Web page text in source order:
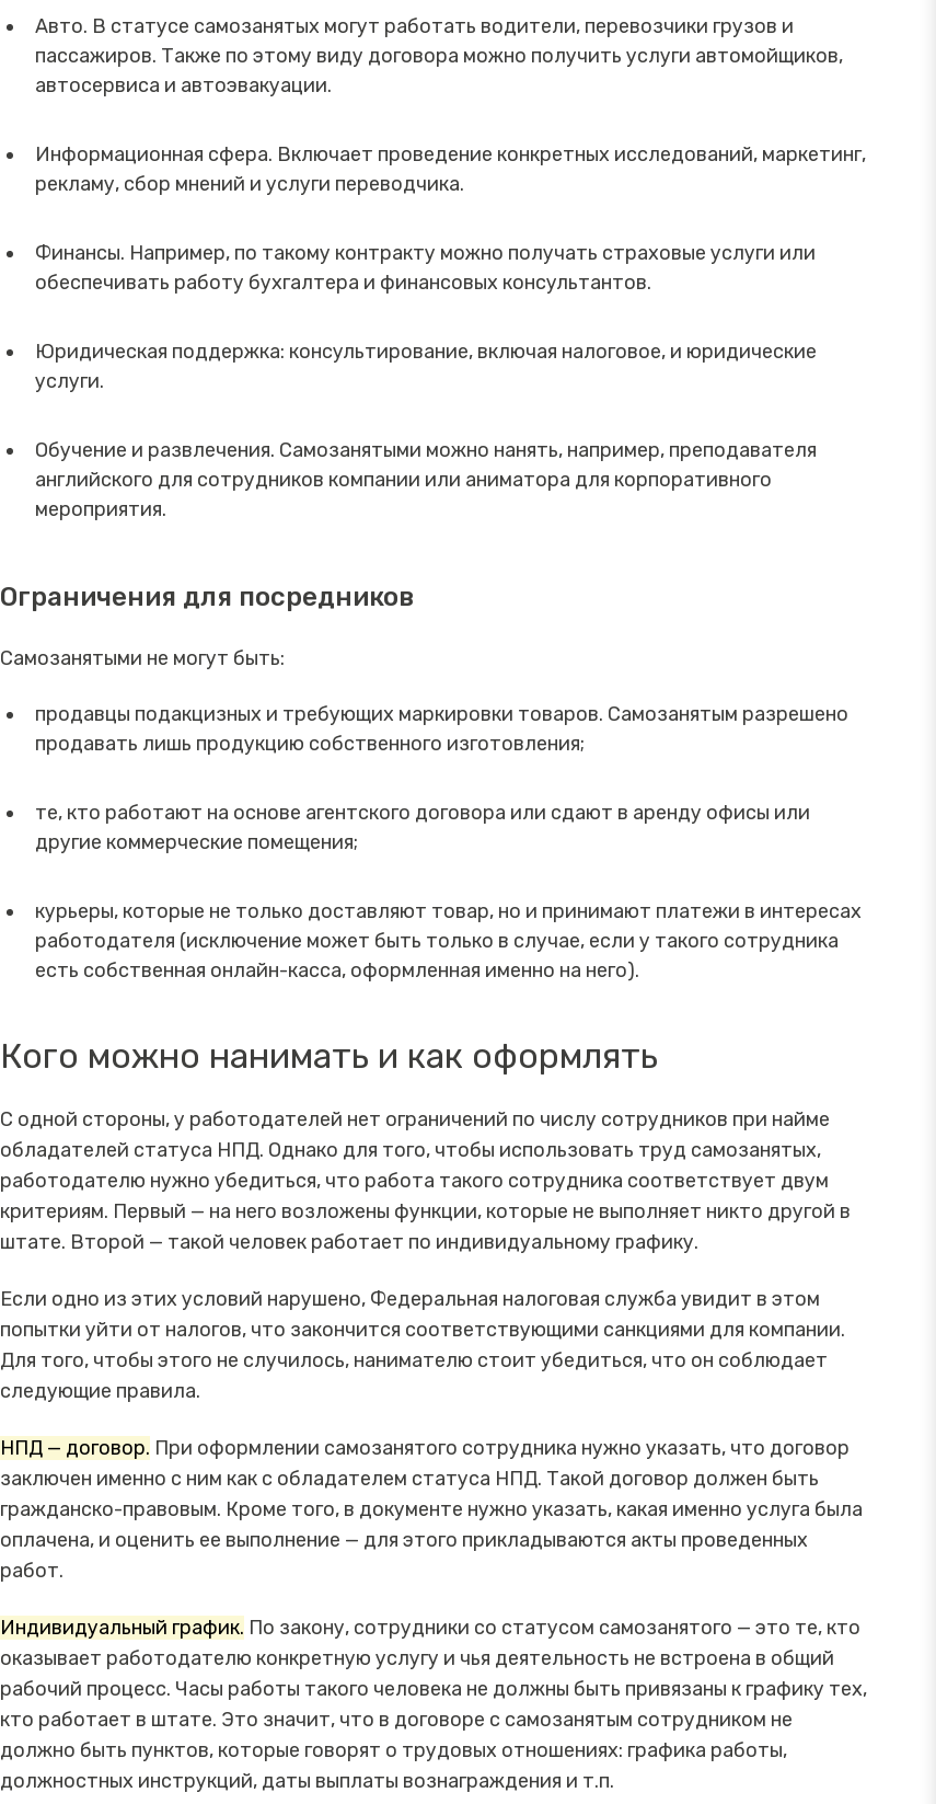
Авто. В статусе самозанятых могут работать водители, перевозчики грузов и
пассажиров. Также по этому виду договора можно получить услуги автомойщиков,
автосервиса и автоэвакуации.
Информационная сфера. Включает проведение конкретных исследований, маркетинг,
рекламу, сбор мнений и услуги переводчика.
Финансы. Например, по такому контракту можно получать страховые услуги или
обеспечивать работу бухгалтера и финансовых консультантов.
Юридическая поддержка: консультирование, включая налоговое, и юридические
услуги.
Обучение и развлечения. Самозанятыми можно нанять, например, преподавателя
английского для сотрудников компании или аниматора для корпоративного
мероприятия.
Ограничения для посредников
Самозанятыми не могут быть:
продавцы подакцизных и требующих маркировки товаров. Самозанятым разрешено
продавать лишь продукцию собственного изготовления;
те, кто работают на основе агентского договора или сдают в аренду офисы или
другие коммерческие помещения;
курьеры, которые не только доставляют товар, но и принимают платежи в интересах
работодателя (исключение может быть только в случае, если у такого сотрудника
есть собственная онлайн-касса, оформленная именно на него).
Кого можно нанимать и как оформлять
С одной стороны, у работодателей нет ограничений по числу сотрудников при найме
обладателей статуса НПД. Однако для того, чтобы использовать труд самозанятых,
работодателю нужно убедиться, что работа такого сотрудника соответствует двум
критериям. Первый — на него возложены функции, которые не выполняет никто другой в
штате. Второй — такой человек работает по индивидуальному графику.
Если одно из этих условий нарушено, Федеральная налоговая служба увидит в этом
попытки уйти от налогов, что закончится соответствующими санкциями для компании.
Для того, чтобы этого не случилось, нанимателю стоит убедиться, что он соблюдает
следующие правила.
НПД — договор. При оформлении самозанятого сотрудника нужно указать, что договор
заключен именно с ним как с обладателем статуса НПД. Такой договор должен быть
гражданско-правовым. Кроме того, в документе нужно указать, какая именно услуга была
оплачена, и оценить ее выполнение — для этого прикладываются акты проведенных
работ.
Индивидуальный график. По закону, сотрудники со статусом самозанятого — это те, кто
оказывает работодателю конкретную услугу и чья деятельность не встроена в общий
рабочий процесс. Часы работы такого человека не должны быть привязаны к графику тех,
кто работает в штате. Это значит, что в договоре с самозанятым сотрудником не
должно быть пунктов, которые говорят о трудовых отношениях: графика работы,
должностных инструкций, даты выплаты вознаграждения и т.п.